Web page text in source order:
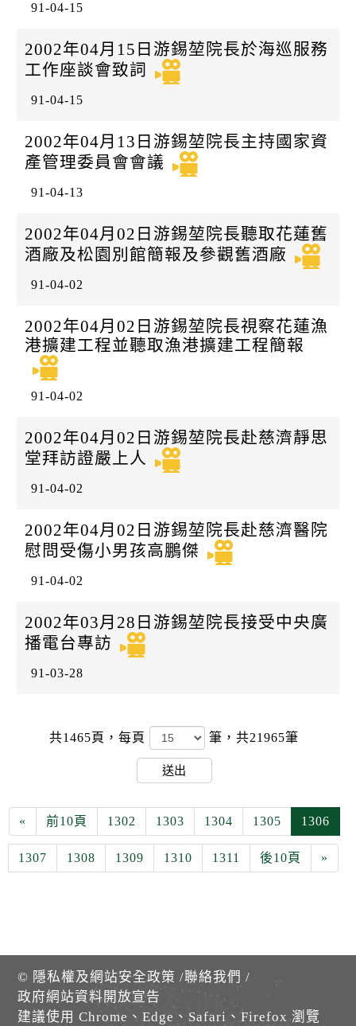
91-04-15
2002年04月15日游錫堃院長於海巡服務
工作座談會致詞
91-04-15
2002年04月13日游錫堃院長主持國家資
產管理委員會會議
91-04-13
2002年04月02日游錫堃院長聽取花蓮舊
酒廠及松園別館簡報及參觀舊酒廠
91-04-02
2002年04月02日游錫堃院長視察花蓮漁
港擴建工程並聽取漁港擴建工程簡報
91-04-02
2002年04月02日游錫堃院長赴慈濟靜思
堂拜訪證嚴上人
91-04-02
2002年04月02日游錫堃院長赴慈濟醫院
慰問受傷小男孩高鵬傑
91-04-02
2002年03月28日游錫堃院長接受中央廣
播電台專訪
91-03-28
共1465頁， 每頁 筆，共21965筆
送出
« 前10頁 1302 1303 1304 1305 1306
1307 1308 1309 1310 1311 後10頁 »
© 隱私權及網站安全政策 /聯絡我們 /
政府網站資料開放宣告
建議使用 Chrome、Edge、Safari、Firefox 瀏覽